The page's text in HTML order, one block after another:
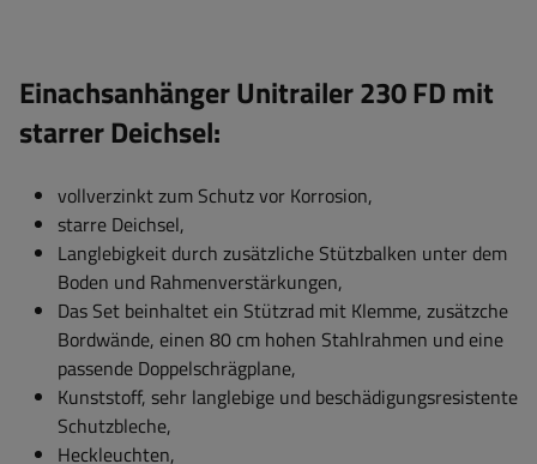
Einachsanhänger Unitrailer 230 FD mit
starrer Deichsel:
vollverzinkt zum Schutz vor Korrosion,
starre Deichsel,
Langlebigkeit durch zusätzliche Stützbalken unter dem
Boden und Rahmenverstärkungen,
Das Set beinhaltet ein Stützrad mit Klemme, zusätzche
Bordwände, einen 80 cm hohen Stahlrahmen und eine
passende Doppelschrägplane,
Kunststoff, sehr langlebige und beschädigungsresistente
Schutzbleche,
Heckleuchten,